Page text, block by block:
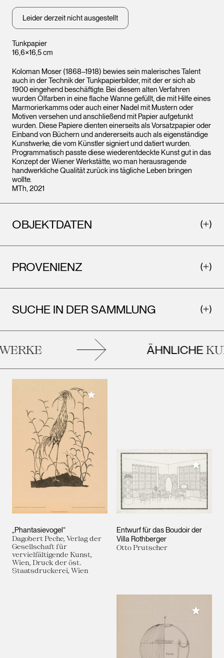
Tunkpapier
16,6×16,5 cm
Leider derzeit nicht ausgestellt
Koloman Moser (1868–1918) bewies sein malerisches Talent
auch in der Technik der Tunkpapierbilder, mit der er sich ab
1900 eingehend beschäftigte. Bei diesem alten Verfahren
wurden Ölfarben in eine flache Wanne gefüllt, die mit Hilfe eines
Marmorierkamms oder auch einer Nadel mit Mustern oder
Motiven versehen und anschließend mit Papier aufgetunkt
wurden. Diese Papiere dienten einerseits als Vorsatzpapier oder
Einband von Büchern und andererseits auch als eigenständige
Kunstwerke, die vom Künstler signiert und datiert wurden.
Programmatisch passte diese wiederentdeckte Kunst gut in das
Konzept der Wiener Werkstätte, wo man herausragende
handwerkliche Qualität zurück ins tägliche Leben bringen
wollte.
MTh, 2021
OBJEKTDATEN
PROVENIENZ
SUCHE IN DER SAMMLUNG
ÄHNLICHE
„Phantasievogel“
Dagobert Peche, Verlag der
Gesellschaft für
vervielfältigende Kunst,
Wien, Druck der öst.
Staatsdruckerei, Wien
Meiner Sammlung hinzufügen
Entwurf für das Boudoir der
Villa Rothberger
Otto Prutscher
Meiner
Meiner